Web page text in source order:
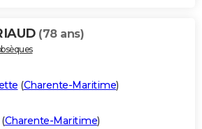
(78 ans)
(Charente-Maritime)
Charente-Maritime)